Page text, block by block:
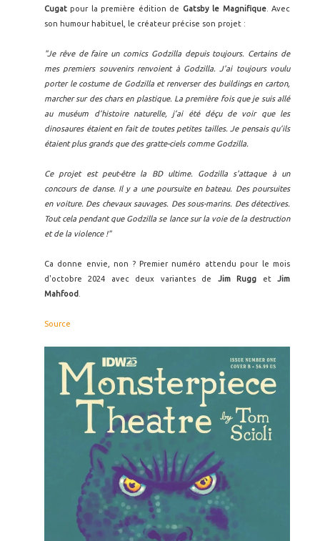
Cugat pour la première édition de Gatsby le Magnifique. Avec
son humour habituel, le créateur précise son projet :
"Je rêve de faire un comics Godzilla depuis toujours. Certains de
mes premiers souvenirs renvoient à Godzilla. J'ai toujours voulu
porter le costume de Godzilla et renverser des buildings en carton,
marcher sur des chars en plastique. La première fois que je suis allé
au muséum d’histoire naturelle, j’ai été déçu de voir que les
dinosaures étaient en fait de toutes petites tailles. Je pensais qu’ils
étaient plus grands que des gratte-ciels comme Godzilla.
Ce projet est peut-être la BD ultime. Godzilla s'attaque à un
concours de danse. Il y a une poursuite en bateau. Des poursuites
en voiture. Des chevaux sauvages. Des sous-marins. Des détectives.
Tout cela pendant que Godzilla se lance sur la voie de la destruction
et de la violence !"
Ca donne envie, non ? Premier numéro attendu pour le mois
d'octobre 2024 avec deux variantes de Jim Rugg etJim
Mahfood
Source